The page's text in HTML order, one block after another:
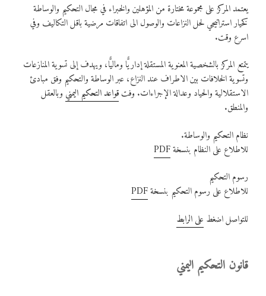
يعتمد المركز على مجموعة مختارة من المؤهلين والخبراء في مجال التحكيم والوساطة
كخيار استراتيجي لحل النزاعات والوصول الى اتفاقات مرضية باقل التكاليف وفي
اسرع وقت.
يتمتع المركز بالشخصية المعنوية المستقلة إداريًّا وماليًّا، ويهدف إلى تسوية المنازعات
وتسوية الخلافات بين الاطراف عند النزاع، عبر الوساطة والتحكيم وفق مبادئ
الاستقلالية والحياد وعدالة الإجراءات. وفتقواعد التحكيم اليمني وبالعقل
والمنطق.
نظام التحكيم والوساطة.
للاطلاع على النظام بنسخةPDF
رسوم التحكيم
للاطلاع على رسوم التحكيم بنسخةPDF
للتواصل اضغط على الرابط
قانون التحكيم اليمني